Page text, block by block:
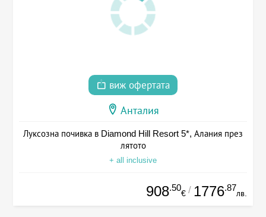
виж офертата
Анталия
Луксозна почивка в Diamond Hill Resort 5*, Алания през
лятото
+ all inclusive
908.50
€ / 1776.87
лв.